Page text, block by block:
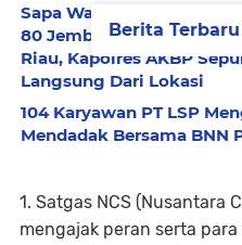
Sapa Warga Siak Secara
80 Jembatan Merah
Riau, Kapolres AKBP
Langsung Dari Lokasi
104 Karyawan PT LSP
Mendadak Bersama BNN
1. Satgas NCS (Nusantara
mengajak peran serta
Berita Terbaru